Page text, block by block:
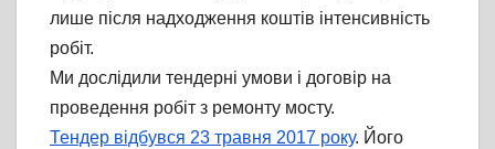
лише після надходження коштів інтенсивність
робіт.
Ми дослідили тендерні умови і договір на
проведення робіт з ремонту мосту.
Тендер відбувся 23 травня 2017 року. Його